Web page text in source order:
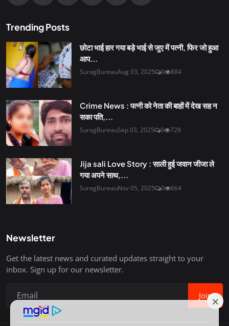
Trending Posts
छोटा भाई हार गया बड़े भाई से जुए में पत्नी, फिर जो हुआ
आप...
SuragBureauAug 03, 2025 0 884
Crime News : पत्नी को नेता की बाहों में देख सह न
सका पति,...
SuragBureauSep 03, 2025 0 728
Jija sali Love Story : साली हुई जवान जीजा ले
गया अपने साथ,...
SuragBureauNov 05, 2025 0 664
Newsletter
Get the latest news and curated updates straight to your
inbox. Sign up for our newsletter.
Join